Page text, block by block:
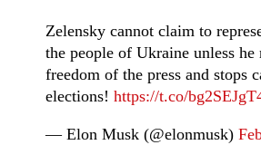
Zelensky cannot claim to
the people of Ukraine unless he
freedom of the press and stops
elections! https://t.co/
— Elon Musk (@elonmusk)